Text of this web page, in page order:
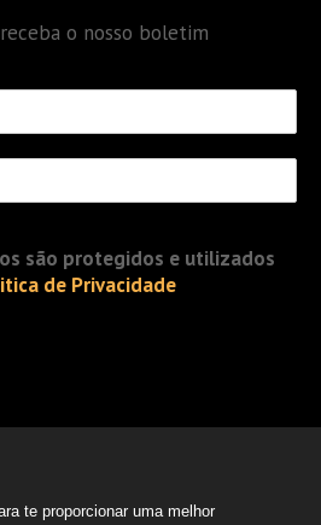
o nosso boletim
são protegidos e utilizados
de Privacidade
te proporcionar uma melhor